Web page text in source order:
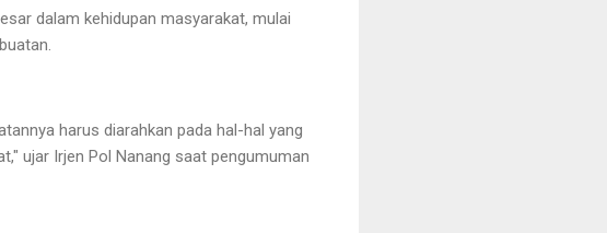
dalam kehidupan masyarakat, mulai
harus diarahkan pada hal-hal yang
ujar Irjen Pol Nanang saat pengumuman